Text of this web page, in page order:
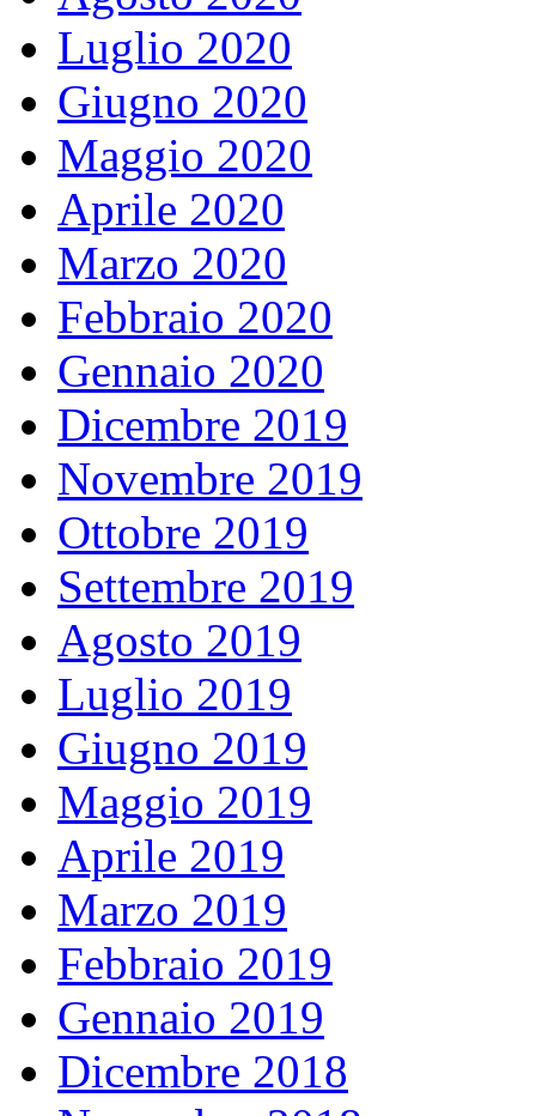
Luglio 2020
Giugno 2020
Maggio 2020
Aprile 2020
Marzo 2020
Febbraio 2020
Gennaio 2020
Dicembre 2019
Novembre 2019
Ottobre 2019
Settembre 2019
Agosto 2019
Luglio 2019
Giugno 2019
Maggio 2019
Aprile 2019
Marzo 2019
Febbraio 2019
Gennaio 2019
Dicembre 2018